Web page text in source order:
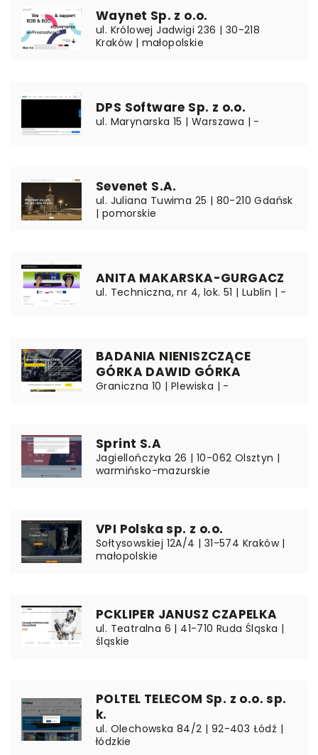
Waynet Sp. z o.o.
ul. Królowej Jadwigi 236 | 30-218
Kraków | małopolskie
DPS Software Sp. z o.o.
ul. Marynarska 15 | Warszawa | -
Sevenet S.A.
ul. Juliana Tuwima 25 | 80-210 Gdańsk
| pomorskie
ANITA MAKARSKA-GURGACZ
ul. Techniczna, nr 4, lok. 51 | Lublin | -
BADANIA NIENISZCZĄCE
GÓRKA DAWID GÓRKA
Graniczna 10 | Plewiska | -
Sprint S.A
Jagiellończyka 26 | 10-062 Olsztyn |
warmińsko-mazurskie
VPI Polska sp. z o.o.
Sołtysowskiej 12A/4 | 31-574 Kraków |
małopolskie
PCKLIPER JANUSZ CZAPELKA
ul. Teatralna 6 | 41-710 Ruda Śląska |
śląskie
POLTEL TELECOM Sp. z o.o. sp.
k.
ul. Olechowska 84/2 | 92-403 Łódź |
łódzkie